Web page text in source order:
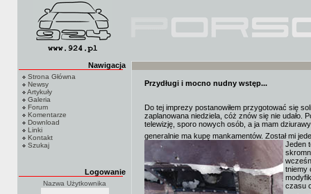
Nawigacja
Strona Główna
Newsy
Artykuły
Galeria
Forum
Komentarze
Download
Linki
Kontakt
Szukaj
Logowanie
Nazwa Użytkownika
Przydługi i mocno nudny wstęp...
Do tej imprezy postanowiłem przygotować się
zaplanowana niedziela, cóż znów się nie udało.
telewizję, sporo nowych osób, a ja mam
generalnie ma kupę mankamentów. Został mi
Jeden
tniemy
czasu